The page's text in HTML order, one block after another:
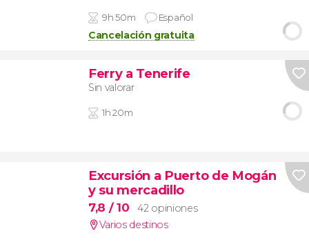
9h 50m Español
Cancelación gratuita
Ferry a Tenerife
Sin valorar
1h 20m
Excursión a Puerto de Mogán
y su mercadillo
7,8 / 10
42 opiniones
Varios destinos